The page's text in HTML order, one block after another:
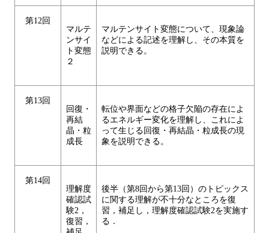
第12回
マルテ
ンサイ
ト変態
２
マルテンサイト変態について、現象論
などによる記述を理解し、その本質を
説明できる。
第13回
回復・
再結
晶・粒
成長
転位や界面などの格子欠陥の存在によ
るエネルギー変化を理解し、これによ
って生じる回復・再結晶・粒成長の現
象を説明できる。
第14回
理解度
確認試
験2，
復習，
後半（第8回から第13回）のトピックス
に関する理解が不十分なところを復
習，補足し，理解度確認試験2を実施す
る．